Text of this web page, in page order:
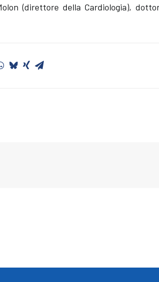
(direttore della Cardiologia),